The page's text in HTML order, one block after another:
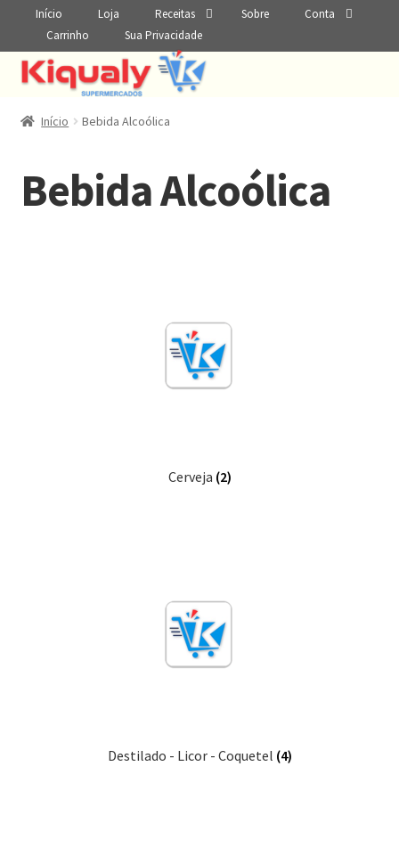
Início Loja Receitas Sobre
Conta
Carrinho
Sua Privacidade
Início Bebida Alcoólica
Bebida Alcoólica
Cerveja (2)
Destilado - Licor - Coquetel (4)